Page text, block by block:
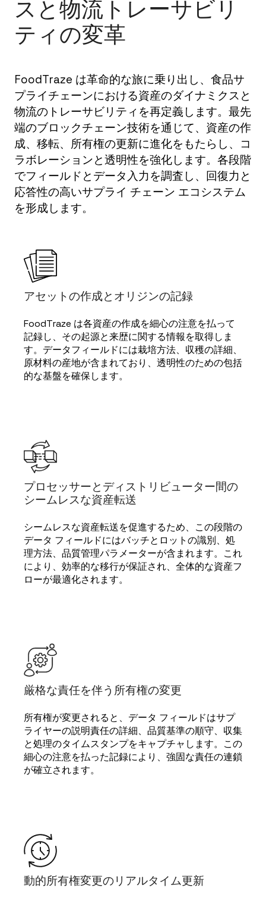
スと物流トレーサビリ
ティの変革
FoodTraze は革命的な旅に乗り出し、食品サ
プライチェーンにおける資産のダイナミクスと
物流のトレーサビリティを再定義します。最先
端のブロックチェーン技術を通じて、資産の作
成、移転、所有権の更新に進化をもたらし、コ
ラボレーションと透明性を強化します。各段階
でフィールドとデータ入力を調査し、回復力と
応答性の高いサプライ チェーン エコシステム
を形成します。
アセットの作成とオリジンの記録
FoodTraze は各資産の作成を細心の注意を払って
記録し、その起源と来歴に関する情報を取得しま
す。データフィールドには栽培方法、収穫の詳細、
原材料の産地が含まれており、透明性のための包括
的な基盤を確保します。
プロセッサーとディストリビューター間の
シームレスな資産転送
シームレスな資産転送を促進するため、この段階の
データ フィールドにはバッチとロットの識別、処
理方法、品質管理パラメーターが含まれます。これ
により、効率的な移行が保証され、全体的な資産フ
ローが最適化されます。
厳格な責任を伴う所有権の変更
所有権が変更されると、データ フィールドはサプ
ライヤーの説明責任の詳細、品質基準の順守、収集
と処理のタイムスタンプをキャプチャします。この
細心の注意を払った記録により、強固な責任の連鎖
が確立されます。
動的所有権変更のリアルタイム更新